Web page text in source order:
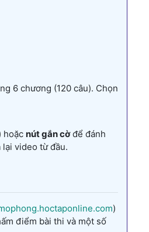
6 chương (120 câu). Chọn
hoặc nút gắn cờđể đánh
video từ đầu.
)
điểm bài thi và một số